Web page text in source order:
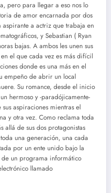
pero para llegar a eso nos lo
de amor encarnada por dos
aspirante a actriz que trabaja en
y Sebastian ( Ryan
bajas. A ambos les unen sus
el que cada vez es más difícil
donde es una más en el
empeño de abrir un local
Su romance, desde el inicio
hermoso y -paradójicamente-
aspiraciones mientras el
y otra vez. Como reclama toda
allá de sus dos protagonistas
una generación, una cada
por un ente unido bajo la
un programa informático
llamado